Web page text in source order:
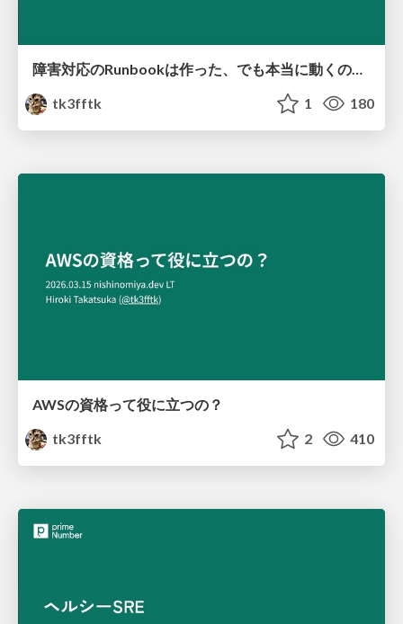
障害対応のRunbookは作った、でも本当に動くの？ AWS FIS で EKS の AZ 障害を再現してみた
tk3fftk
1 180
AWSの資格って役に立つの？
tk3fftk
2 410